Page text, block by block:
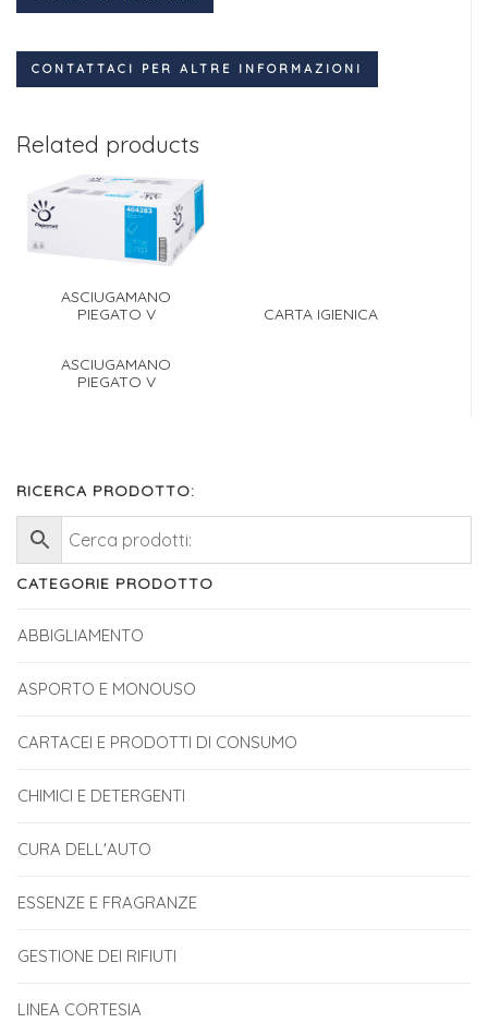
CONTATTACI PER ALTRE INFORMAZIONI
Related products
ASCIUGAMANO
PIEGATO V
CARTA IGIENICA
ASCIUGAMANO
PIEGATO V
RICERCA PRODOTTO:
CATEGORIE PRODOTTO
ABBIGLIAMENTO
ASPORTO E MONOUSO
CARTACEI E PRODOTTI DI CONSUMO
CHIMICI E DETERGENTI
CURA DELL'AUTO
ESSENZE E FRAGRANZE
GESTIONE DEI RIFIUTI
LINEA CORTESIA